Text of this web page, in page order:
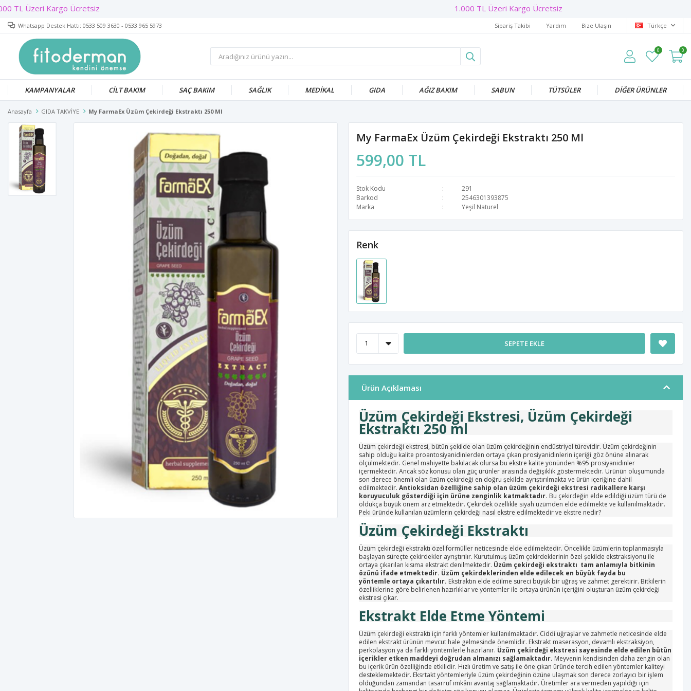
1.000 TL Üzeri Kargo Ücretsiz
Whatsapp Destek Hattı: 0533 509 3630 - 0533 965 5973 Sipariş Takibi Yardım Bize Ulaşın Türkçe
0 0
KAMPANYALAR CİLT BAKIM SAÇ BAKIM SAĞLIK MEDİKAL GIDA AĞIZ BAKIM SABUN TÜTSÜLER DİĞER ÜRÜNLER
Anasayfa GIDA TAKVİYE My FarmaEx Üzüm Çekirdeği Ekstraktı 250 Ml
My FarmaEx Üzüm Çekirdeği Ekstraktı 250 Ml
599,00 TL
Stok Kodu
291
Barkod
2546301393875
Marka
Yeşil Naturel
Renk
SEPETE EKLE
Ürün Açıklaması
Üzüm Çekirdeği Ekstresi, Üzüm Çekirdeği
Ekstraktı 250 ml
Üzüm çekirdeği ekstresi, bütün şekilde olan üzüm çekirdeğinin endüstriyel türevidir. Üzüm çekirdeğinin
sahip olduğu kalite proantosiyanidinlerden ortaya çıkan prosiyanidinlerin içeriği göz önüne alınarak
ölçülmektedir. Genel mahiyette bakılacak olursa bu ekstre kalite yönünden %95 prosiyanidinler
içermektedir. Ancak söz konusu olan güç ürünler arasında değişiklik göstermektedir. Ürünün oluşumunda
son derece önemli olan üzüm çekirdeği en doğru şekilde ayrıştırılmakta ve ürün içeriğine dahil
edilmektedir. Antioksidan özelliğine sahip olan üzüm çekirdeği ekstresi radikallere karşı
koruyuculuk gösterdiği için ürüne zenginlik katmaktadır. Bu çekirdeğin elde edildiği üzüm türü de
oldukça büyük önem arz etmektedir. Çekirdek özellikle siyah üzümden elde edilmekte ve kullanılmaktadır.
Peki üründe kullanılan üzümlerin çekirdeği nasıl ekstre edilmektedir ve ekstre nedir?
Üzüm Çekirdeği Ekstraktı
Üzüm çekirdeği ekstraktı özel formüller neticesinde elde edilmektedir. Öncelikle üzümlerin toplanmasıyla
başlayan süreçte çekirdekler ayrıştırılır. Kurutulmuş üzüm çekirdeklerinin özel şekilde ekstraksiyonu ile
ortaya çıkarılan kısıma ekstrakt denilmektedir. Üzüm çekirdeği ekstraktı tam anlamıyla bitkinin
özünü ifade etmektedir. Üzüm çekirdeklerinden elde edilecek en büyük fayda bu
yöntemle ortaya çıkartılır. Ekstraktın elde edilme süreci büyük bir uğraş ve zahmet gerektirir. Bitkilerin
özelliklerine göre belirlenen hazırlıklar ve yöntemler ile ortaya ürünün içeriğini oluşturan üzüm çekirdeği
ekstresi çıkar.
Ekstrakt Elde Etme Yöntemi
Üzüm çekirdeği ekstraktı için farklı yöntemler kullanılmaktadır. Ciddi uğraşlar ve zahmetle neticesinde elde
edilen ekstrakt ürünün mevcut hale gelmesinde önemlidir. Ekstrakt maserasyon, devamlı ekstraksiyon,
perkolasyon ya da farklı yöntemlerle hazırlanır. Üzüm çekirdeği ekstresi sayesinde elde edilen bütün
içerikler etken maddeyi doğrudan almanızı sağlamaktadır. Meyvenin kendisinden daha zengin olan
bu içerik ürün özelliğinde etkilidir. Hızlı üretim ve satış ile öne çıkan üründe tercih edilen yöntemler kaliteyi
desteklemektedir. Eksrtakt yöntemleriyle üzüm çekirdeğinin özüne ulaşmak son derece zorlayıcı bir işlem
olduğundan zamandan tasarruf imkânı avantaj sağlamaktadır. Üretimler ara vermeden yapıldığı için